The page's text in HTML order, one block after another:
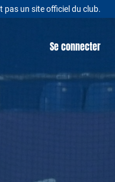
pas un site officiel du club.
Se connecter